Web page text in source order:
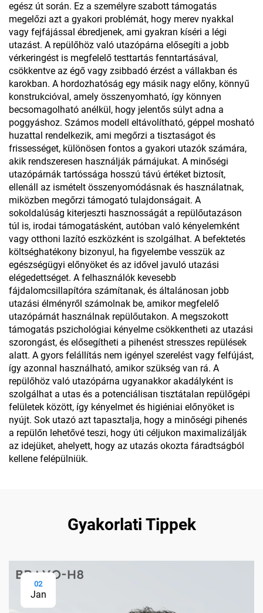
egész út során. Ez a személyre szabott támogatás
megelőzi azt a gyakori problémát, hogy merev nyakkal
vagy fejfájással ébredjenek, ami gyakran kíséri a légi
utazást. A repülőhöz való utazópárna elősegíti a jobb
vérkeringést is megfelelő testtartás fenntartásával,
csökkentve az égő vagy zsibbadó érzést a vállakban és
karokban. A hordozhatóság egy másik nagy előny, könnyű
konstrukcióval, amely összenyomható, így könnyen
becsomagolható anélkül, hogy jelentős súlyt adna a
poggyáshoz. Számos modell eltávolítható, géppel mosható
huzattal rendelkezik, ami megőrzi a tisztaságot és
frissességet, különösen fontos a gyakori utazók számára,
akik rendszeresen használják párnájukat. A minőségi
utazópárnák tartóssága hosszú távú értéket biztosít,
ellenáll az ismételt összenyomódásnak és használatnak,
miközben megőrzi támogató tulajdonságait. A
sokoldalúság kiterjeszti hasznosságát a repülőutazáson
túl is, irodai támogatásként, autóban való kényelemként
vagy otthoni lazító eszközként is szolgálhat. A befektetés
költséghatékony bizonyul, ha figyelembe vesszük az
egészségügyi előnyöket és az idővel javuló utazási
elégedettséget. A felhasználók kevesebb
fájdalomcsillapítóra számítanak, és általánosan jobb
utazási élményről számolnak be, amikor megfelelő
utazópárnát használnak repülőutakon. A megszokott
támogatás pszichológiai kényelme csökkentheti az utazási
szorongást, és elősegítheti a pihenést stresszes repülések
alatt. A gyors felállítás nem igényel szerelést vagy felfújást,
így azonnal használható, amikor szükség van rá. A
repülőhöz való utazópárna ugyanakkor akadályként is
szolgálhat a utas és a potenciálisan tisztátalan repülőgépi
felületek között, így kényelmet és higiéniai előnyöket is
nyújt. Sok utazó azt tapasztalja, hogy a minőségi pihenés
a repülőn lehetővé teszi, hogy úti céljukon maximalizálják
az idejüket, ahelyett, hogy az utazás okozta fáradtságból
kellene felépülniük.
Gyakorlati Tippek
02
Jan